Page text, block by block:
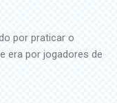
por praticar o
era por jogadores de